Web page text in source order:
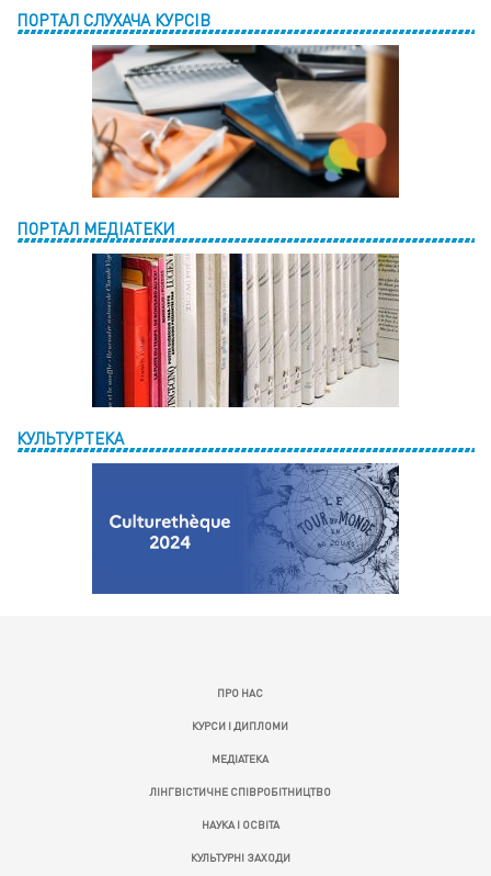
ПОРТАЛ СЛУХАЧА КУРСІВ
ПОРТАЛ МЕДІАТЕКИ
КУЛЬТУРТЕКА
ПРО НАС
КУРСИ І ДИПЛОМИ
МЕДІАТЕКА
ЛІНГВІСТИЧНЕ СПІВРОБІТНИЦТВО
НАУКА І ОСВІТА
КУЛЬТУРНІ ЗАХОДИ